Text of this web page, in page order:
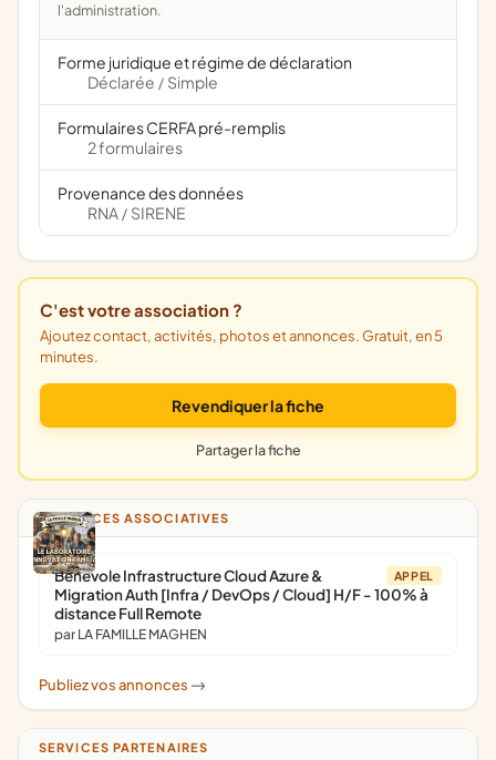
l'administration.
Forme juridique et régime de déclaration
Déclarée / Simple
Formulaires CERFA pré-remplis
2 formulaires
Provenance des données
RNA / SIRENE
C'est votre association ?
Ajoutez contact, activités, photos et annonces. Gratuit, en 5
minutes.
Revendiquer la fiche
Partager la fiche
ANNONCES ASSOCIATIVES
APPEL
Bénévole Infrastructure Cloud Azure &
Migration Auth [Infra / DevOps / Cloud] H/F - 100% à
distance Full Remote
par LA FAMILLE MAGHEN
Publiez vos annonces ->
SERVICES PARTENAIRES